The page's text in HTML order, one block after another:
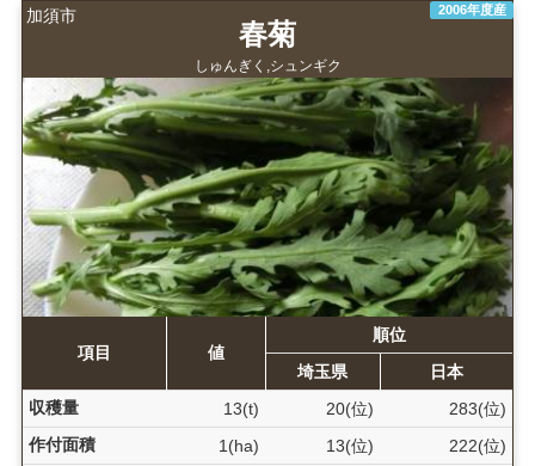
加須市 2006年度産
春菊
しゅんぎく,シュンギク
項目 値
順位
埼玉県
日本
収穫量
13(t) 20(位)
283(位)
作付面積
1(ha) 13(位)
222(位)